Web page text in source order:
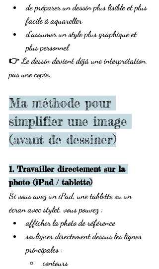
de préparer un dessin plus lisible et plus
facile à aquareller
d’assumer un style plus graphique et
plus personnel
👉 Le dessin devient déjà une interprétation,
pas une copie.
Ma méthode pour
simplifier une image
(avant de dessiner)
1. Travailler directement sur la
photo (iPad / tablette)
Si vous avez un iPad, une tablette ou un
écran avec stylet, vous pouvez :
afficher la photo de référence
souligner directement dessus les lignes
principales :
contours